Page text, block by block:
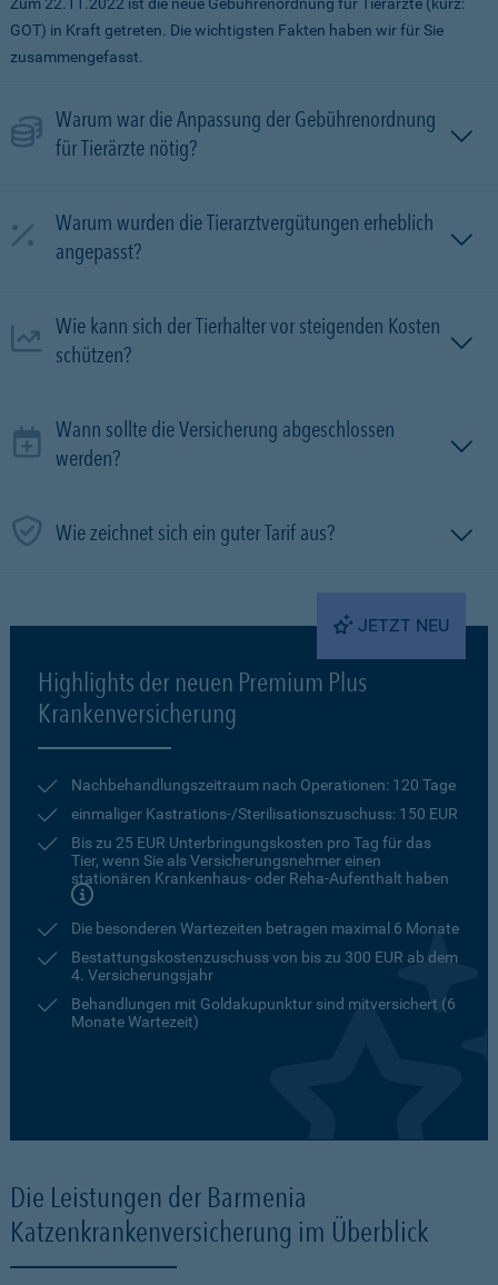
GOT) in Kraft getreten. Die wichtigsten Fakten haben wir für Sie
zusammengefasst.
Warum war die Anpassung der Gebührenordnung
für Tierärzte nötig?
Warum wurden die Tierarztvergütungen erheblich
angepasst?
Wie kann sich der Tierhalter vor steigenden Kosten
schützen?
Wann sollte die Versicherung abgeschlossen
werden?
Wie zeichnet sich ein guter Tarif aus?
JETZT NEU
Highlights der neuen Premium Plus
Krankenversicherung
Nachbehandlungszeitraum nach Operationen: 120 Tage
einmaliger Kastrations-/Sterilisationszuschuss: 150 EUR
Bis zu 25 EUR Unterbringungskosten pro Tag für das
Tier, wenn Sie als Versicherungsnehmer einen
stationären Krankenhaus- oder Reha-Aufenthalt haben
Die besonderen Wartezeiten betragen maximal 6 Monate
Bestattungskostenzuschuss von bis zu 300 EUR ab dem
4. Versicherungsjahr
Behandlungen mit Goldakupunktur sind mitversichert (6
Monate Wartezeit)
Die Leistungen der Barmenia
Katzenkrankenversicherung im Überblick